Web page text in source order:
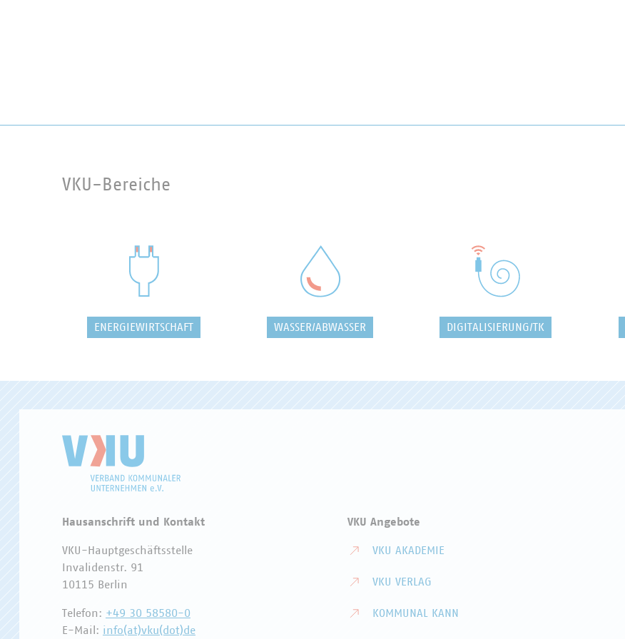
VKU-Bereiche
ENERGIEWIRTSCHAFT WASSER/ABWASSER DIGITALISIERUNG/TK
Hausanschrift und Kontakt
VKU-Hauptgeschäftsstelle
Invalidenstr. 91
10115 Berlin
Telefon: +49 30 58580-0
E-Mail: info(at)vku(dot)de
VKU Angebote
VKU AKADEMIE
VKU VERLAG
KOMMUNAL KANN